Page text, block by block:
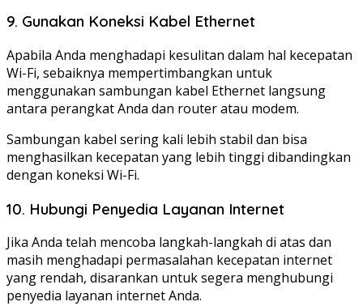
9. Gunakan Koneksi Kabel Ethernet
Apabila Anda menghadapi kesulitan dalam hal kecepatan
Wi-Fi, sebaiknya mempertimbangkan untuk
menggunakan sambungan kabel Ethernet langsung
antara perangkat Anda dan router atau modem.
Sambungan kabel sering kali lebih stabil dan bisa
menghasilkan kecepatan yang lebih tinggi dibandingkan
dengan koneksi Wi-Fi.
10. Hubungi Penyedia Layanan Internet
Jika Anda telah mencoba langkah-langkah di atas dan
masih menghadapi permasalahan kecepatan internet
yang rendah, disarankan untuk segera menghubungi
penyedia layanan internet Anda.